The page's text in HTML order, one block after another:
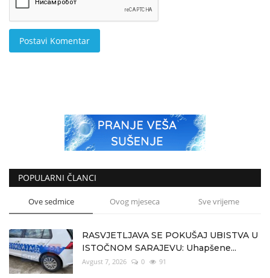
Postavi Komentar
POPULARNI ČLANCI
Ove sedmice Ovog mjeseca Sve vrijeme
RASVJETLJAVA SE POKUŠAJ UBISTVA U
ISTOČNOM SARAJEVU: Uhapšene...
Avgust 7, 2026 0 91